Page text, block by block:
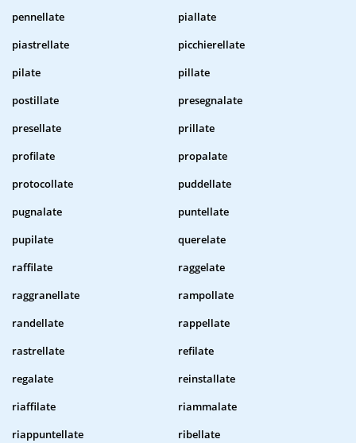
pennellate
piallate
piastrellate
picchierellate
pilate
pillate
postillate
presegnalate
presellate
prillate
profilate
propalate
protocollate
puddellate
pugnalate
puntellate
pupilate
querelate
raffilate
raggelate
raggranellate
rampollate
randellate
rappellate
rastrellate
refilate
regalate
reinstallate
riaffilate
riammalate
riappuntellate
ribellate